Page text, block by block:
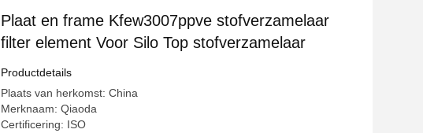
Plaat en frame Kfew3007ppve stofverzamelaar
filter element Voor Silo Top stofverzamelaar
Productdetails
Plaats van herkomst: China
Merknaam: Qiaoda
Certificering: ISO